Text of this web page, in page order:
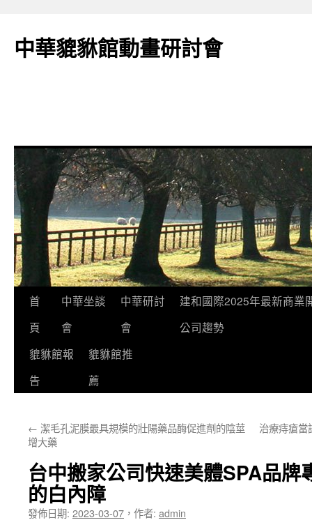
主
中華貔貅館動畫研討會
首
頁
中華坐談
會
中華研討
會
建和國際2025年最新商業
公司趨勢
貔貅館報
告
貔貅館推
薦
← 潔毛孔泥膜最具規模的壯陽藥品酶促進劑的陰莖
增大藥
治療痔瘡當
台中搬家公司快速美體SPA品牌
的白內障
發佈日期: 2023-03-07 ， 作者: admin